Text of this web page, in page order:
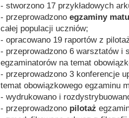
- stworzono 17 przykładowych
- przeprowadzono egzaminy
całej populacji uczniów;
- opracowano 19 raportów z
- przeprowadzono 6 warsztatów i
egzaminatorów na temat
- przeprowadzono 3 konferencje
temat obowiązkowego egzaminu
- wydrukowano i
- przeprowadzono pilotaż